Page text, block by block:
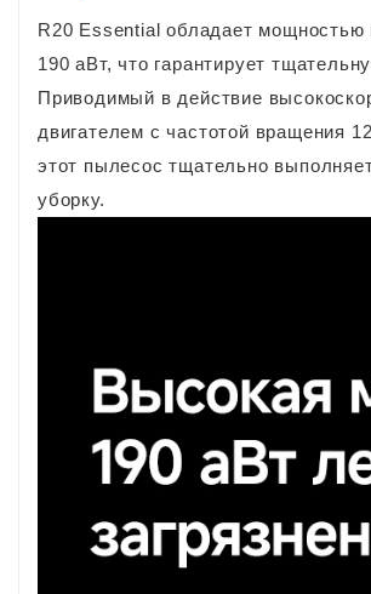
R20 Essential обладает мощностью
190 аВт, что гарантирует
Приводимый в действие
двигателем с частотой вращения
этот пылесос тщательно
уборку.